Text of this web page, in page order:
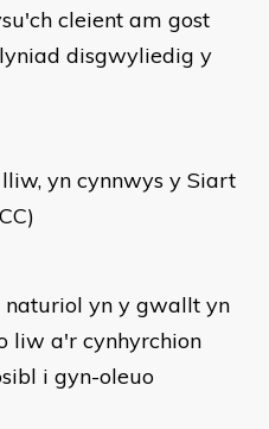
cleient am gost
disgwyliedig y
yn cynnwys y Siart
yn y gwallt yn
liw a'r cynhyrchion
i gyn-oleuo